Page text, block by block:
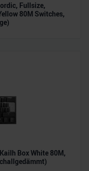
Fullsize,
80M Switches,
Box White 80M,